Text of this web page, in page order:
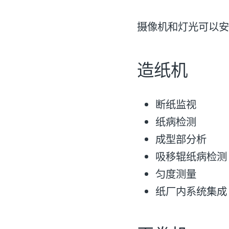
摄像机和灯光可以
造纸机
断纸监视
纸病检测
成型部分析
吸移辊纸病检测
匀度测量
纸厂内系统集成